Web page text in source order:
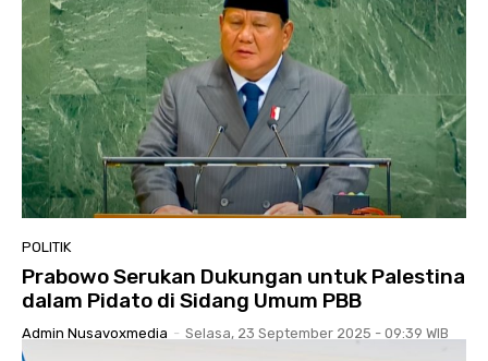
POLITIK
Prabowo Serukan Dukungan untuk Palestina
dalam Pidato di Sidang Umum PBB
Admin Nusavoxmedia - Selasa, 23 September 2025 - 09:39 WIB